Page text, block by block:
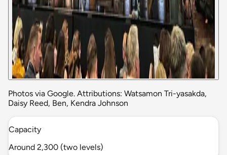
Photos via Google. Attributions: Watsamon Tri-yasakda,
Daisy Reed, Ben, Kendra Johnson
Capacity
Around 2,300 (two levels)